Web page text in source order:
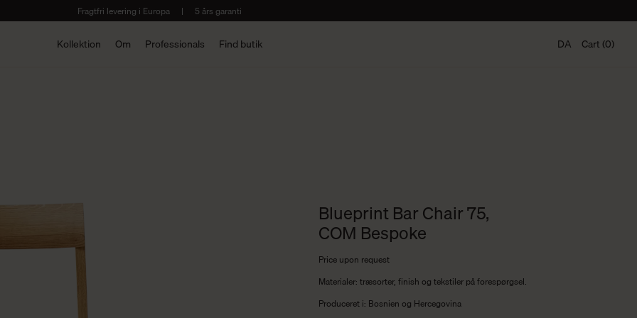
Fragtfri levering i Europa | 5 års garanti
Kollektion Om Professionals Find butik DA Cart (0)
Blueprint Bar Chair 75,
COM Bespoke
Price upon request
Materialer: træsorter, finish og tekstiler på forespørgsel.
Produceret i: Bosnien og Hercegovina